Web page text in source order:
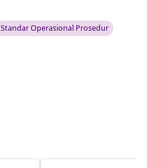
Standar Operasional Prosedur